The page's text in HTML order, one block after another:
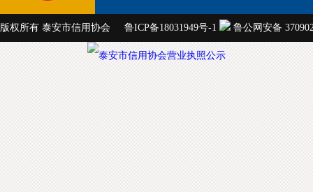
版权所有 泰安市信用协会 鲁ICP备18031949号-1 鲁公网安备